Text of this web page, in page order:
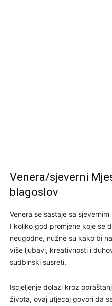
Venera/sjeverni
blagoslov
Venera se sastaje sa
I koliko god promjene koje se
neugodne, nužne su kako bi
više ljubavi, kreativnosti i
sudbinski susreti.
Iscjeljenje dolazi kroz
života, ovaj utjecaj govori da